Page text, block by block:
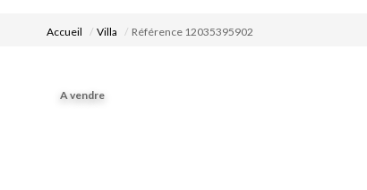
Accueil Villa Référence 12035395902
A vendre